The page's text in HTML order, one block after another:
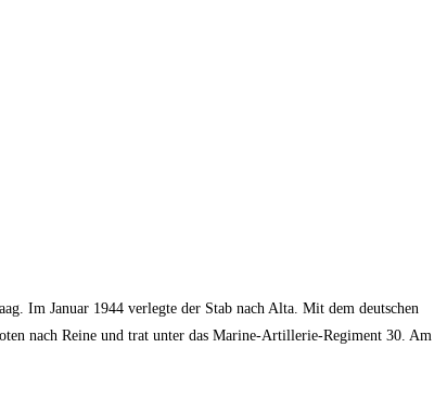
Im Januar 1944 verlegte der Stab nach Alta. Mit dem deutschen
nach Reine und trat unter das Marine-Artillerie-Regiment 30. Am